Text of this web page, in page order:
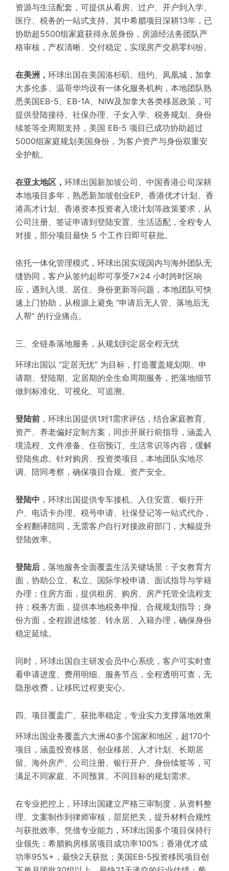
资源与生活配套，可提供从看房、过户、开户到入学、
医疗、税务的一站式支持。其中希腊项目深耕13年，已
协助超5500组家庭获得永居身份，房源经法务团队严
格审核，产权清晰、交付稳定，实现房产交易零纠纷。
在美洲， 环球出国在美国洛杉矶、纽约、凤凰城，加拿
大多伦多、温哥华均设有一体化服务机构，本地团队熟
悉美国EB-5、EB-1A、NIW及加拿大各类移居政策，可
提供登陆接待、社保办理、子女入学、税务规划、身份
续签等全周期支持，美国 EB-5 项目已成功协助超过
5000组家庭规划美国身份，为客户资产与身份双重安
全护航。
在亚太地区， 环球出国新加坡公司、中国香港公司深耕
本地项目多年，熟悉新加坡创业EP、香港优才计划、香
港高才计划、香港资本投资者入境计划等政策要求，从
公司注册、签证申请到登陆安置、生活适配，全程专人
对接，部分项目最快 5 个工作日即可获批。
依托一体化管理模式，环球出国实现国内与海外团队无
缝协同，客户从签约起即可享受7×24 小时跨时区响
应，遇到入境、居住、身份更新等问题，本地团队可快
速上门协助，从根源上避免 “申请后无人管、落地后无
人帮” 的行业痛点。
三、全链条落地服务，从规划到定居全程无忧
环球出国以 “定居无忧” 为目标，打造覆盖规划期、申
请期、登陆期、定居期的全生命周期服务，把落地细节
做到标准化、可视化、可追溯。
登陆前 ，环球出国提供1对1需求评估，结合家庭教育、
资产、养老偏好定制方案，同步开展行前指导，涵盖入
境流程、文件准备、住宿预订、生活常识等内容，缓解
登陆焦虑。针对购房、投资类项目，本地团队实地尽
调、陪同考察，确保项目合规、资产安全。
登陆中 ，环球出国提供专车接机、入住安置、银行开
户、电话卡办理、税号申请、社保登记等一站式代办，
全程翻译陪同，无需客户自行对接政府部门，大幅提升
登陆效率。
登陆后 ，落地服务全面覆盖生活关键场景：子女教育方
面，协助公立、私立、国际学校申请、面试指导与学籍
办理；住房方面，提供租房、购房、房产托管全流程支
持；税务方面，提供本地税务申报、合规规划指导；身
份方面，全程跟进续签、转永居、入籍办理，确保身份
稳定延续。
同时，环球出国自主研发会员中心系统，客户可实时查
看申请进度、费用明细、服务节点，全程透明可查，无
隐形收费，让移民过程更安心。
四、项目覆盖广、获批率稳定，专业实力支撑落地效果
环球出国业务覆盖六大洲40多个国家和地区，超170个
项目，涵盖投资移居、创业移居、人才计划、长期居
留、海外房产、公司注册、银行开户、身份续签等，可
满足不同家庭、不同预算、不同目标的规划需求。
在专业把控上，环球出国建立严格三审制度，从资料整
理、文案制作到律师审核，层层把关，提升材料合规性
与获批效率。凭借专业能力，环球出国多个项目保持行
业领先：希腊购房移居项目成功率100%；香港优才成
功率95%+，最快2天获批；美国EB-5投资移民项目创